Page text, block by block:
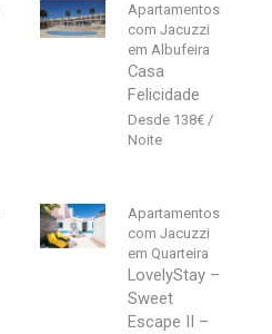
Apartamentos
com Jacuzzi
em Albufeira
Casa
Felicidade
138€
Apartamentos
com Jacuzzi
em Quarteira
LovelyStay –
Sweet
Escape II –